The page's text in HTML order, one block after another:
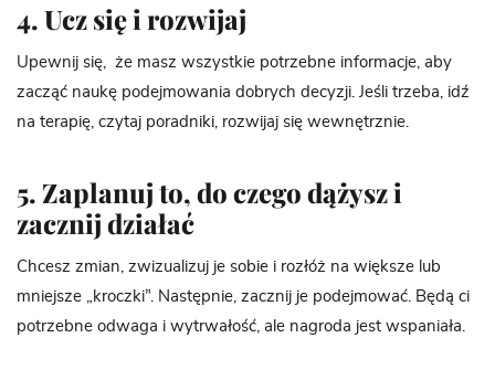
4. Ucz się i rozwijaj
Upewnij się, że masz wszystkie potrzebne informacje, aby
zacząć naukę podejmowania dobrych decyzji. Jeśli trzeba, idź
na terapię, czytaj poradniki, rozwijaj się wewnętrznie.
5. Zaplanuj to, do czego dążysz i
zacznij działać
Chcesz zmian, zwizualizuj je sobie i rozłóż na większe lub
mniejsze „kroczki”. Następnie, zacznij je podejmować. Będą ci
potrzebne odwaga i wytrwałość, ale nagroda jest wspaniała.